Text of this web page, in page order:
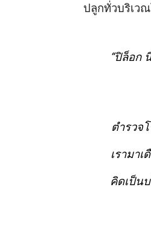
ปลูกทั่วบริเว
“ปิล็อก
ตำรวจ
เรามา
คิดเป็น